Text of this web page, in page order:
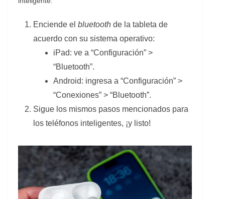
Enciende el bluetooth de la tableta de
acuerdo con su sistema operativo:
iPad: ve a “Configuración” >
“Bluetooth”.
Android: ingresa a “Configuración” >
“Conexiones” > “Bluetooth”.
Sigue los mismos pasos mencionados para
los teléfonos inteligentes, ¡y listo!